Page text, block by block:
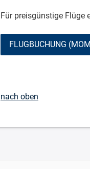
Für preisgünstige Flüge
FLUGBUCHUNG
nach oben